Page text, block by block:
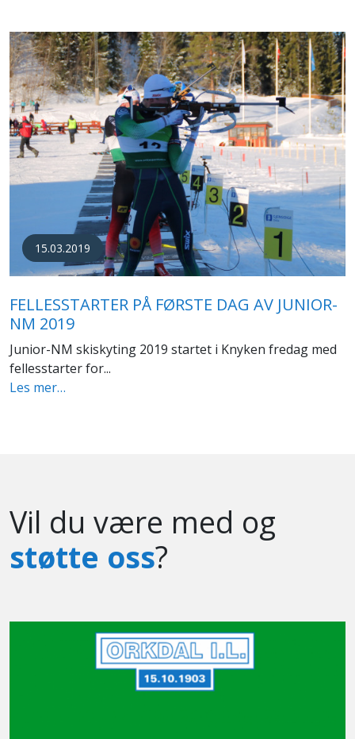
15.03.2019
FELLESSTARTER PÅ FØRSTE DAG AV JUNIOR-
NM 2019
Junior-NM skiskyting 2019 startet i Knyken fredag med
fellesstarter for...
Les mer…
Vil du være med og
støtte oss?